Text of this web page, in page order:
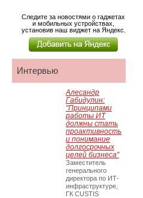
Следите за новостями о гаджетах
и мобильных устройствах,
установив наш виджет на Яндекс.
Интервью
Алесандр
Габидулин:
"Принципами
работы ИТ
должны стать
проактивность
и понимание
долгосрочных
целей бизнеса"
Заместитель
генерального
директора по ИТ-
инфраструктуре,
ГК CUSTIS